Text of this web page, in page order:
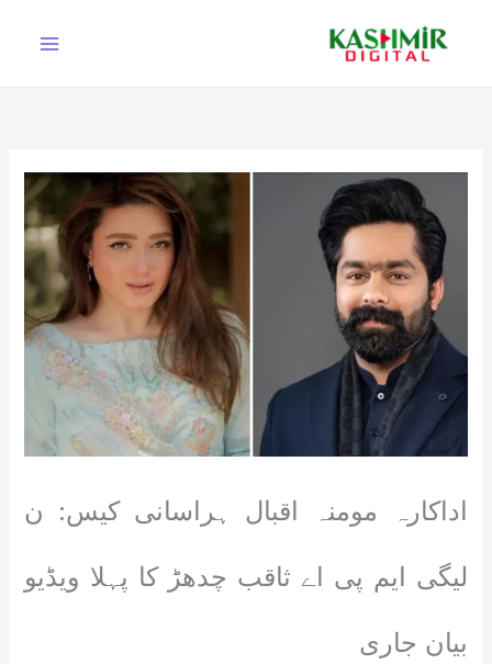
اداکارہ مومنہ اقبال ہراسانی کیس: ن
لیگی ایم پی اے ثاقب چدھڑ کا پہلا ویڈیو
بیان جاری